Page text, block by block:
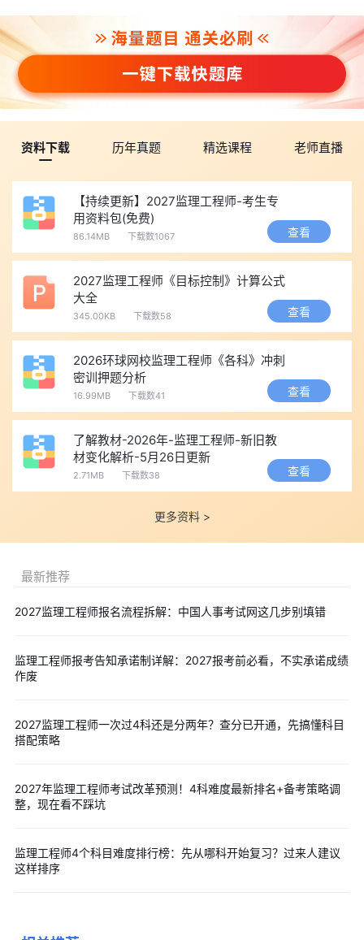
2026年命题五大共同趋势
1、考点精细化：边角细节考点增多，复习不能只抓高频
2、逢新必考：教材新增/修订内容成为命题热点
3、综合应用增强：多选题多结合工程情境，需辨析易混淆点
4、规范原文考查加重：直接考查法条、规范原文数字和期限
2027年综合备考建议
尽早开始、全面覆盖：改变"抓高频、弃边角"的备考策略，按
教材逐章精读。
理解优先、对比记忆：用对比表梳理易混淆点，理解逻辑而非
死记硬背。
重视计算、突破案例：有条件和时间允许的情况下，可适度学
习一级造价师和一级建造师相关内容，应对案例交叉命题趋势。
紧盯新增、逢新必背 ：每年大纲与教材变动点，当年及次年必
📌点击免费下载：2026年监理工程师真题答案及解析（各科）
提醒考生，如若报名条件不符成绩无效，详情可点击查询>>
理工程师报考资格查询
🔗 2026年监理真题答案+估分
👉 2026年真题答案完整版(提前收藏)： 📄
点击免费下载：
👉 考后估分系统(输入答案立即估分)： 📱
醒，可📱点击「
📺 考后真题解析直播预告
今晚19：00沈磊老师给大家讲解26年监理合同管理真题🔔
带大家一起估分，定好闹钟，点击预约不错过哦🤳
5.21），考生们点击下图可提前预约。
分化，这些命题趋势要重点关注”的相关内容，备考监理工程师考试
资料下载 历年真题 精选课程 老师直播
【持续更新】2027监理工程师-考生专
用资料包(免费)
86.14MB 下载数1067 查看
2027监理工程师《目标控制》计算公式
大全
345.00KB 下载数58 查看
2026环球网校监理工程师《各科》冲刺
密训押题分析
16.99MB 下载数41 查看
了解教材-2026年-监理工程师-新旧教
材变化解析-5月26日更新
2.71MB 下载数38 查看
更多资料 >
最新推荐
2027监理工程师报名流程拆解：中国人事考试网这几步别填错
监理工程师报考告知承诺制详解：2027报考前必看，不实承诺成绩
作废
2027监理工程师一次过4科还是分两年？查分已开通，先搞懂科目
搭配策略
2027年监理工程师考试改革预测！4科难度最新排名+备考策略调
整，现在看不踩坑
监理工程师4个科目难度排行榜：先从哪科开始复习？过来人建议
这样排序